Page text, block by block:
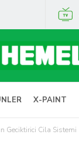
X-PAINT
Geciktirici Cila Sistemi